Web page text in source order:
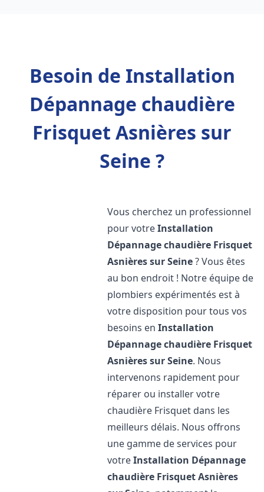
Besoin de Installation
Dépannage chaudière
Frisquet Asnières sur
Seine ?
Vous cherchez un professionnel
pour votreInstallation
Dépannage chaudière Frisquet
Asnières sur Seine? Vous êtes
au bon endroit ! Notre équipe de
plombiers expérimentés est à
votre disposition pour tous vos
besoins enInstallation
Dépannage chaudière Frisquet
Asnières sur Seine. Nous
intervenons rapidement pour
réparer ou installer votre
chaudière Frisquet dans les
meilleurs délais. Nous offrons
une gamme de services pour
votreInstallation Dépannage
chaudière FrisquetAsnières